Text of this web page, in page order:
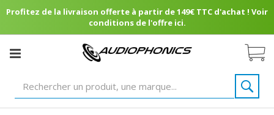
Profitez de la livraison offerte à partir de 149€ TTC d'achat ! Voir
conditions de l'offre ici.